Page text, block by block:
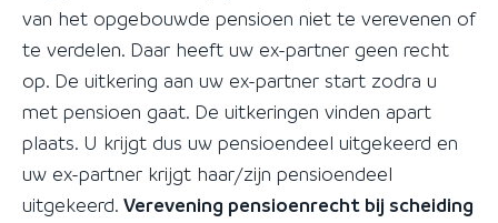
van het opgebouwde pensioen niet te verevenen of
te verdelen. Daar heeft uw ex-partner geen recht
op. De uitkering aan uw ex-partner start zodra u
met pensioen gaat. De uitkeringen vinden apart
plaats. U krijgt dus uw pensioendeel uitgekeerd en
uw ex-partner krijgt haar/zijn pensioendeel
uitgekeerd. Verevening pensioenrecht bij scheiding